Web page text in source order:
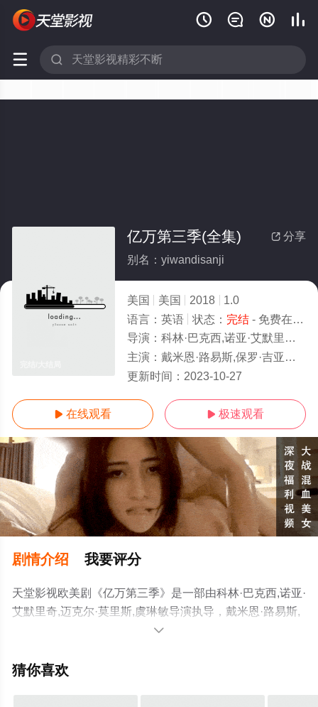
   
 
 分享
亿万第三季(全集)
别名：yiwandisanji
美国 美国 2018
1.0
语言： 英语 状态： 完结- 免费在线观看
导演： 科林·巴克西,诺亚·艾默里奇,迈克尔·莫里斯,虞琳敏
主演： 戴米恩·路易斯,保罗·吉亚玛提,玛姬·丝弗,玛琳·阿克曼,凯利·奥科,丹尼斯·布特斯卡里斯,克里斯托弗·邓汉,约翰
更新时间： 2023-10-27
 在线观看  极速观看
剧情介绍 我要评分
天堂影视欧美剧《亿万第三季》是一部由科林·巴克西,诺亚·
艾默里奇,迈克尔·莫里斯,虞琳敏导演执导，戴米恩·路易斯,
保罗·吉亚玛提,玛姬·丝弗,玛琳·阿克曼,凯利·奥科,丹尼斯·布
德·摩尔,大卫·科斯塔贝尔,康多拉·拉沙德,艾莎·凯特·狄龙,杰

猜你喜欢